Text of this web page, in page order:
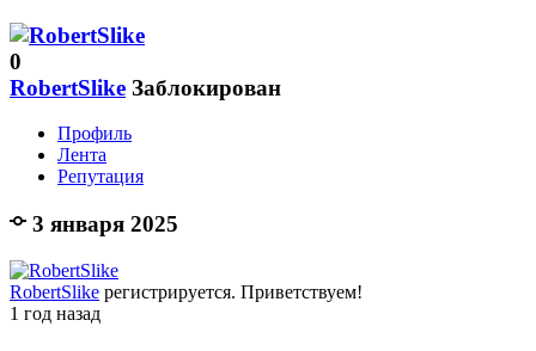
0
RobertSlike Заблокирован
Профиль
Лента
Репутация
3 января 2025
RobertSlike регистрируется. Приветствуем!
1 год назад